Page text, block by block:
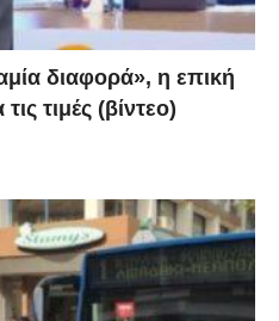
διαφορά», η επική
τιμές (βίντεο)